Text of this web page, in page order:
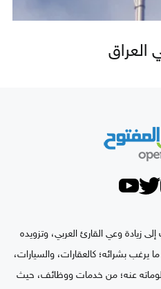
زيادة وعي القارئ العربي، وتزويده
بشرائه؛ كالعقارات، والسيارات،
عنه؛ من خدمات ووظائف، حيث